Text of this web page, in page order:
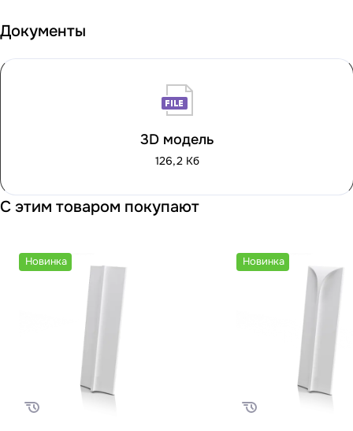
Документы
3D модель
126,2 Кб
С этим товаром покупают
Новинка Новинка